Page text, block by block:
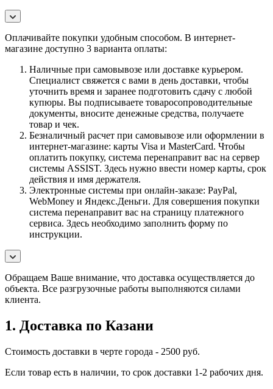
Оплачивайте покупки удобным способом. В интернет-
магазине доступно 3 варианта оплаты:
Наличные при самовывозе или доставке курьером.
Специалист свяжется с вами в день доставки, чтобы
уточнить время и заранее подготовить сдачу с любой
купюры. Вы подписываете товаросопроводительные
документы, вносите денежные средства, получаете
товар и чек.
Безналичный расчет при самовывозе или оформлении в
интернет-магазине: карты Visa и MasterCard. Чтобы
оплатить покупку, система перенаправит вас на сервер
системы ASSIST. Здесь нужно ввести номер карты, срок
действия и имя держателя.
Электронные системы при онлайн-заказе: PayPal,
WebMoney и Яндекс.Деньги. Для совершения покупки
система перенаправит вас на страницу платежного
сервиса. Здесь необходимо заполнить форму по
инструкции.
Обращаем Ваше внимание, что доставка осуществляется до
объекта. Все разгрузочные работы выполняются силами
клиента.
1. Доставка по Казани
Стоимость доставки в черте города - 2500 руб.
Если товар есть в наличии, то срок доставки 1-2 рабочих дня.